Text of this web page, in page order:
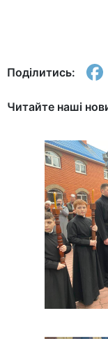
Поділитись:
Читайте наші